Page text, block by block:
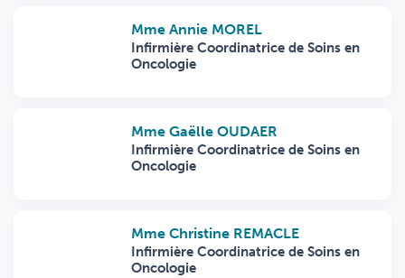
Mme Annie MOREL
Infirmière Coordinatrice de Soins en
Oncologie
Mme Gaëlle OUDAER
Infirmière Coordinatrice de Soins en
Oncologie
Mme Christine REMACLE
Infirmière Coordinatrice de Soins en
Oncologie